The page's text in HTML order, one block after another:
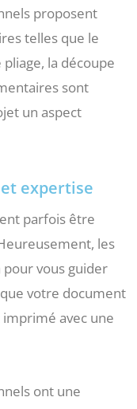
proposent
telles que le
la découpe
sont
un aspect
expertise
parfois être
les
vous guider
votre document
avec une
ont une